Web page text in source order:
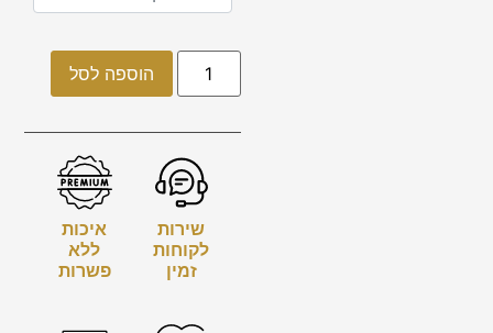
הוספה לסל
איכות
ללא
פשרות